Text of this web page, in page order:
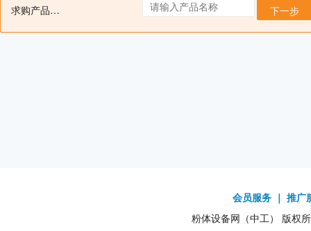
求购产品名： 下一步
会员服务 ｜ 推广
粉体设备网（中工） 版权